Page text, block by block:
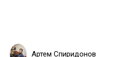
Артем Спиридонов